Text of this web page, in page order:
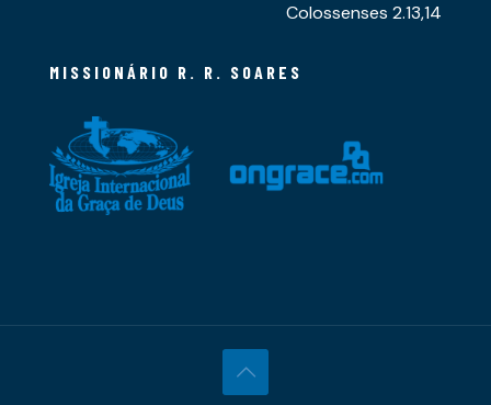
Colossenses 2.13,14
MISSIONÁRIO R. R. SOARES